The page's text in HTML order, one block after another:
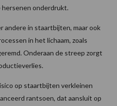
hersenen onderdrukt.
andere in staartbijten, maar ook
in het lichaam, zoals
Onderaan de streep zorgt
op staartbijten verkleinen
rantsoen, dat aansluit op